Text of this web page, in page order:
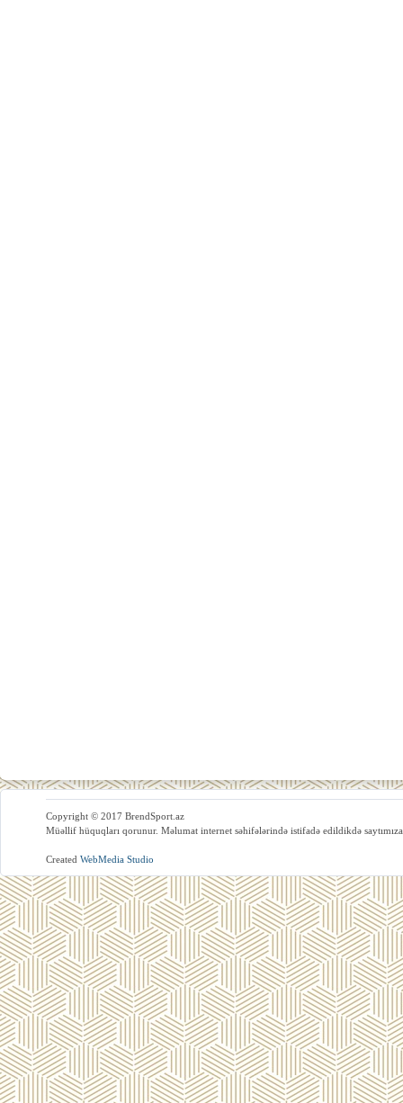
Copyright © 2017 BrendSport.az
Müəllif hüquqları qorunur. Məlumat internet səhifələrində istifadə edildikdə
Created WebMedia Studio